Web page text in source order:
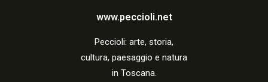
www.peccioli.net
Peccioli: arte, storia,
cultura, paesaggio e natura
in Toscana.